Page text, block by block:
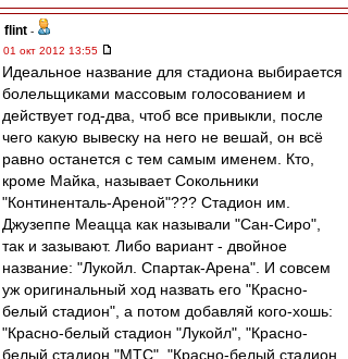
flint -
01 окт 2012 13:55
Идеальное название для стадиона выбирается
болельщиками массовым голосованием и
действует год-два, чтоб все привыкли, после
чего какую вывеску на него не вешай, он всё
равно останется с тем самым именем. Кто,
кроме Майка, называет Сокольники
"Континенталь-Ареной"??? Стадион им.
Джузеппе Меацца как называли "Сан-Сиро",
так и зазывают. Либо вариант - двойное
название: "Лукойл. Спартак-Арена". И совсем
уж оригинальный ход назвать его "Красно-
белый стадион", а потом добавляй кого-хошь:
"Красно-белый стадион "Лукойл", "Красно-
белый стадион "МТС", "Красно-белый стадион